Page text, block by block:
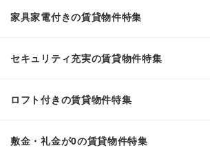
家具家電付きの賃貸物件特集
セキュリティ充実の賃貸物件特集
ロフト付きの賃貸物件特集
敷金・礼金が0の賃貸物件特集